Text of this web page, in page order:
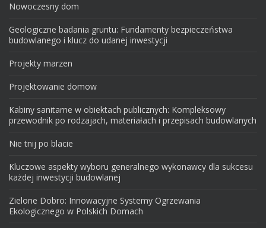
Nowoczesny dom
Geologiczne badania gruntu: Fundamenty bezpieczeństwa
budowlanego i klucz do udanej inwestycji
Projekty marzen
Projektowanie domow
Kabiny sanitarne w obiektach publicznych: Kompleksowy
przewodnik po rodzajach, materiałach i przepisach budowlanych
Nie tnij po blacie
Kluczowe aspekty wyboru generalnego wykonawcy dla sukcesu
każdej inwestycji budowlanej
Zielone Dobro: Innowacyjne Systemy Ogrzewania
Ekologicznego w Polskich Domach